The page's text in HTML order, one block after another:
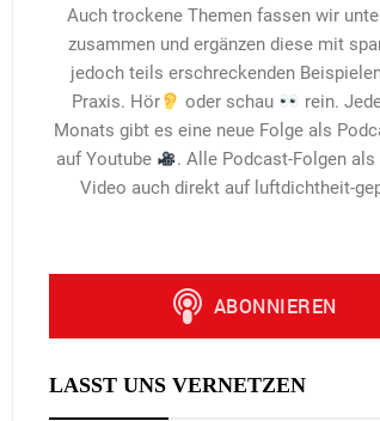
Auch trockene Themen fassen wir
zusammen und ergänzen diese mit
jedoch teils erschreckenden
Praxis. Hör
oder schau
rein.
Monats gibt es eine neue Folge als
auf Youtube
. Alle Podcast-Folgen als
Video auch direkt auf luftdichtheit-
LASST UNS VERNETZEN